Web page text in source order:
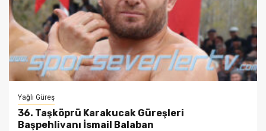
Yağlı Güreş
36. Taşköprü Karakucak Güreşleri
Başpehlivanı İsmail Balaban